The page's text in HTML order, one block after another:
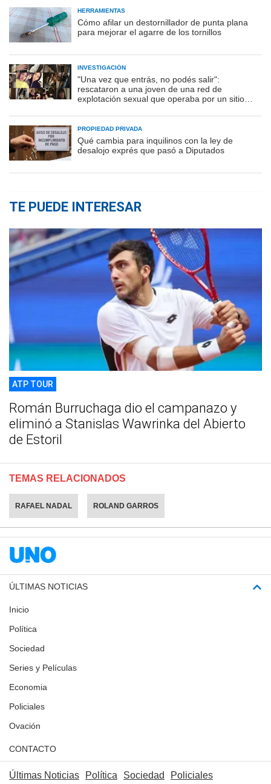
HERRAMIENTAS
Cómo afilar un destornillador de punta plana
para mejorar el agarre de los tornillos
INVESTIGACIÓN
"Una vez que entrás, no podés salir":
rescataron a una joven de una red de
explotación sexual que operaba por un sitio
PROPIEDAD PRIVADA
Qué cambia para inquilinos con la ley de
desalojo exprés que pasó a Diputados
TE PUEDE INTERESAR
ATP TOUR
Román Burruchaga dio el campanazo y
eliminó a Stanislas Wawrinka del Abierto
de Estoril
TEMAS RELACIONADOS
RAFAEL NADAL ROLAND GARROS
ÚLTIMAS NOTICIAS
Inicio
Política
Sociedad
Series y Películas
Economia
Policiales
Ovación
CONTACTO
Últimas Noticias Política Sociedad Policiales